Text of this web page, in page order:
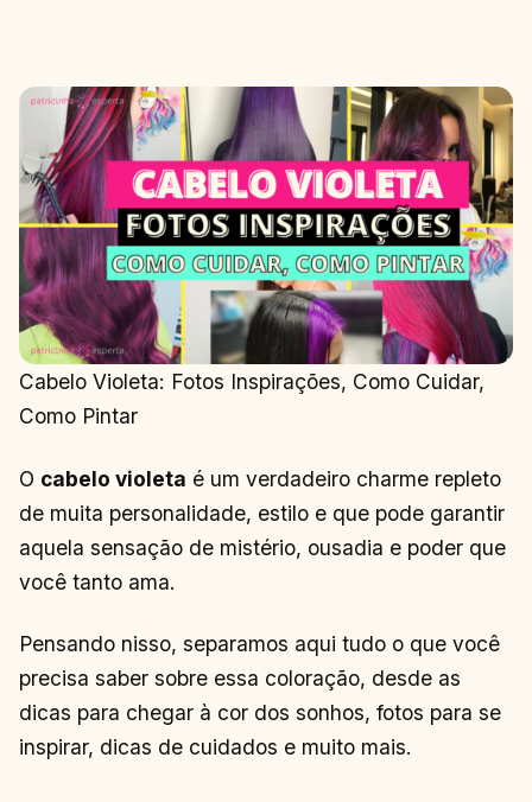
Cabelo Violeta: Fotos Inspirações, Como Cuidar,
Como Pintar
O cabelo violeta é um verdadeiro charme repleto
de muita personalidade, estilo e que pode garantir
aquela sensação de mistério, ousadia e poder que
você tanto ama.
Pensando nisso, separamos aqui tudo o que você
precisa saber sobre essa coloração, desde as
dicas para chegar à cor dos sonhos, fotos para se
inspirar, dicas de cuidados e muito mais.